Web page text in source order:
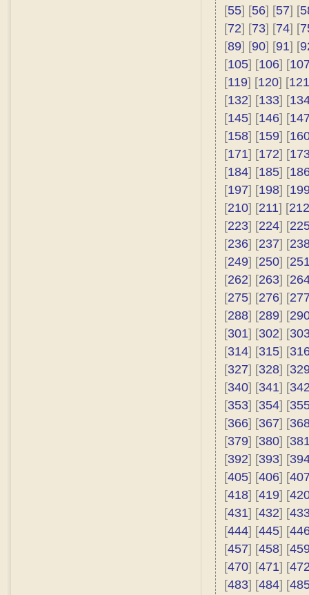
[55] [56] [57] [
[72] [73] [74] [
[89] [90] [91] [
[105] [106] [
[119] [120] [121
[132] [133] [
[145] [146] [
[158] [159] [
[171] [172] [
[184] [185] [
[197] [198] [
[210] [211] [212
[223] [224] [
[236] [237] [
[249] [250] [
[262] [263] [
[275] [276] [
[288] [289] [
[301] [302] [
[314] [315] [
[327] [328] [
[340] [341] [
[353] [354] [
[366] [367] [
[379] [380] [
[392] [393] [
[405] [406] [
[418] [419] [
[431] [432] [
[444] [445] [
[457] [458] [
[470] [471] [
[483] [484] [